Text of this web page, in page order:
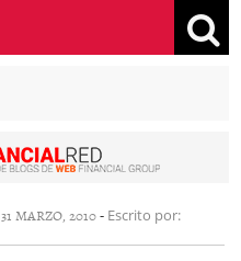
31 MARZO, 2010- Escrito por: